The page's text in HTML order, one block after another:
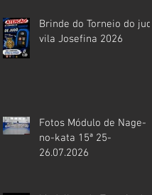
Brinde do Torneio do judô
vila Josefina 2026
Fotos Módulo de Nage-
no-kata 15ª 25-
26.07.2026